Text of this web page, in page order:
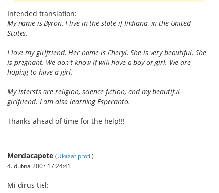
Intended translation:
My name is Byron. I live in the state if Indiana, in the United
States.
I love my girlfriend. Her name is Cheryl. She is very beautiful. She
is pregnant. We don't know if will have a boy or girl. We are
hoping to have a girl.
My intersts are religion, science fiction, and my beautiful
girlfriend. I am also learning Esperanto.
Thanks ahead of time for the help!!!
Mendacapote (Ukázat profil)
4. dubna 2007 17:24:41
Mi dirus tiel: